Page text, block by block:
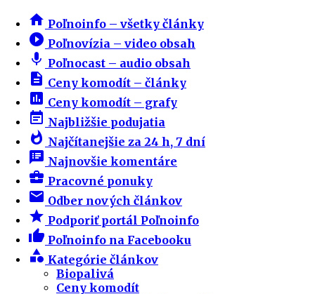
home Poľnoinfo – všetky články
play_circle_filled Poľnovízia – video obsah
mic Poľnocast – audio obsah
description Ceny komodít – články
insert_chart Ceny komodít – grafy
event_note Najbližšie podujatia
whatshot Najčítanejšie za 24 h, 7 dní
speaker_notes Najnovšie komentáre
business_center Pracovné ponuky
email Odber nových článkov
star Podporiť portál Poľnoinfo
thumb_up Poľnoinfo na Facebooku
category Kategórie článkov
Biopalivá
Ceny komodít